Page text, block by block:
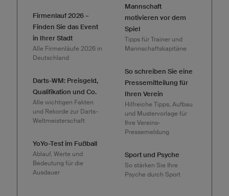
Firmenlauf 2026 –
Finden Sie das Event
in Ihrer Stadt
Alle Firmenläufe 2026 in
Deutschland
Darts-WM: Preisgeld,
Qualifikation und Co.
Alle wichtigen Fakten
und Rekorde zur Darts-
Weltmeisterschaft
YoYo-Test im Fußball
Ablauf, Werte und
Bedeutung für die
Ausdauer
Mannschaft
motivieren vor dem
Spiel
Tipps für Trainer und
Mannschaftskapitäne
So schreiben Sie eine
Pressemitteilung für
Ihren Verein
Hilfreiche Tipps, Aufbau
und Mustervorlage für
Ihre Vereins-
Pressemeldung
Sport und Psyche
So stärken Sie Ihre
Psyche durch Sport